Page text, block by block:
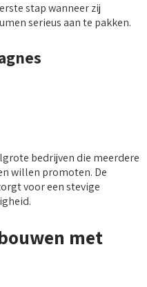
stap wanneer zij
serieus aan te pakken.
bedrijven die meerdere
willen promoten. De
voor een stevige
met